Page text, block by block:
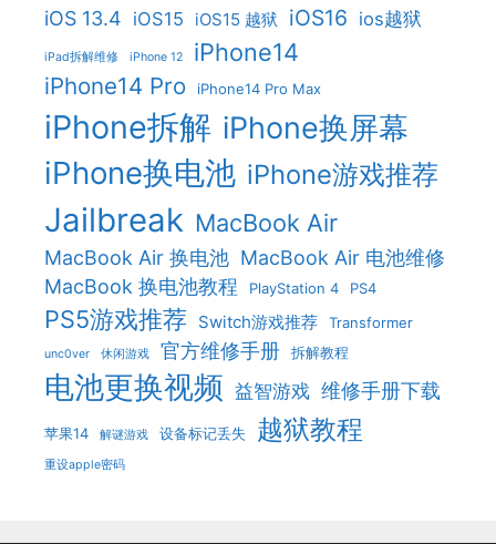
iOS 13.4 iOS15 iOS15 越狱 iOS16 ios越狱
iPad拆解维修 iPhone 12 iPhone14
iPhone14 Pro iPhone14 Pro Max
iPhone拆解 iPhone换屏幕
iPhone换电池 iPhone游戏推荐
Jailbreak MacBook Air
MacBook Air 换电池 MacBook Air 电池维修
MacBook 换电池教程
PlayStation 4 PS4
PS5游戏推荐 Switch游戏推荐 Transformer
unc0ver 休闲游戏 官方维修手册 拆解教程
电池更换视频 益智游戏 维修手册下载
苹果14 解谜游戏 设备标记丢失 越狱教程
重设apple密码